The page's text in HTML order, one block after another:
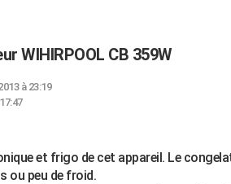
WIHIRPOOL CB 359W
à 23:19
et frigo de cet appareil. Le
ou peu de froid.